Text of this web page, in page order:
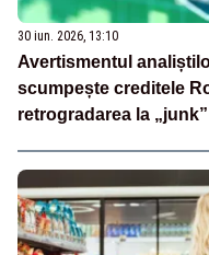
30 iun. 2026, 13:10
Avertismentul
scumpește creditele
retrogradarea la „junk”